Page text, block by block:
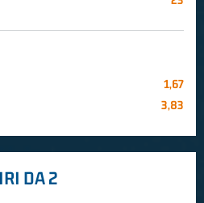
1,67
3,83
DA 2